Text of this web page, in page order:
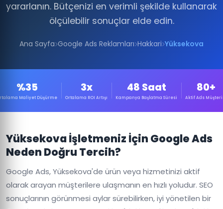
yararlanın. Bütçenizi en verimli şekilde kullanarak
ölçülebilir sonuçlar elde edin.
Ana Sayfa Google Ads Reklamları Hakkari Yüksekova
%35
Maliyet Düşürme
3x
Ortalama ROI Artışı
48 Saat
Kampanya Başlatma Süresi
80+
Aktif Ads
Yüksekova İşletmeniz İçin Google Ads
Neden Doğru Tercih?
Google Ads, Yüksekova'de ürün veya hizmetinizi aktif
olarak arayan müşterilere ulaşmanın en hızlı yoludur. SEO
sonuçlarının görünmesi aylar sürebilirken, iyi yönetilen bir